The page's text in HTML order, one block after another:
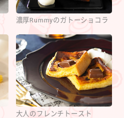
濃厚Rummyのガトーショコラ
大人のフレンチトースト